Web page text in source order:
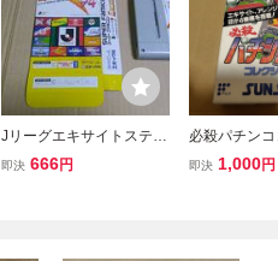
Jリーグエキサイトステー
ジ’94 スーパーファミコン
即決 666円
必殺パチン
ン2 SFC スー
即決 1,000円